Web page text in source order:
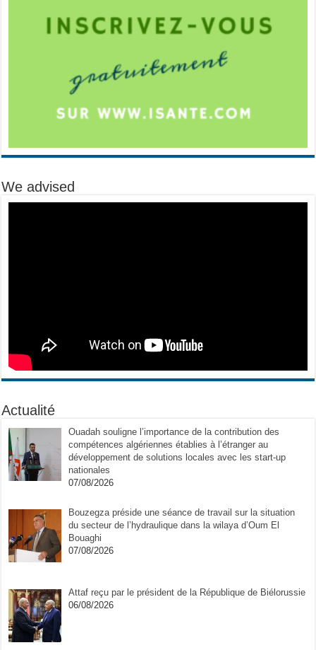
We advised
Actualité
Ouadah souligne l’importance de la contribution des
compétences algériennes établies à l’étranger au
développement de solutions locales avec les start-up
nationales
07/08/2026
Bouzegza préside une séance de travail sur la situation
du secteur de l’hydraulique dans la wilaya d’Oum El
Bouaghi
07/08/2026
Attaf reçu par le président de la République de Biélorussie
06/08/2026